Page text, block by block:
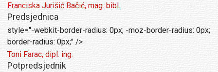
Franciska Jurišić Bačić, mag. bibl.
Predsjednica
style="-webkit-border-radius: 0px; -moz-border-radius: 0px;
border-radius: 0px;" />
Toni Farac, dipl. ing.
Potpredsjednik